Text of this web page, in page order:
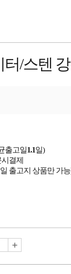
/스텐
출고일1.1일)
결제
출고지 상품만 가